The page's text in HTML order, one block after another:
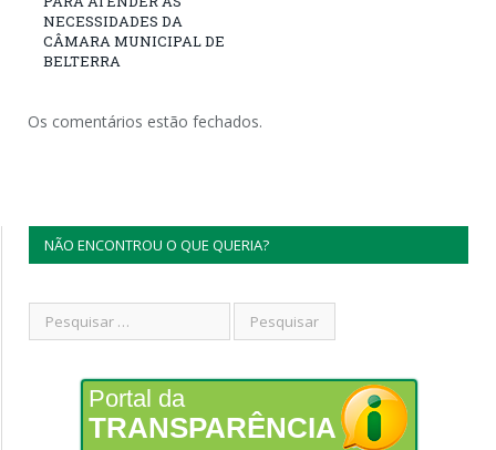
NECESSIDADES DA
CÂMARA MUNICIPAL DE
BELTERRA
Os comentários estão fechados.
NÃO ENCONTROU O QUE QUERIA?
Portal da
TRANSPARÊNCIA